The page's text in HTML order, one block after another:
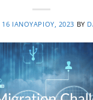
16 ΙΑΝΟΥΑΡΊΟΥ, 2023 BY